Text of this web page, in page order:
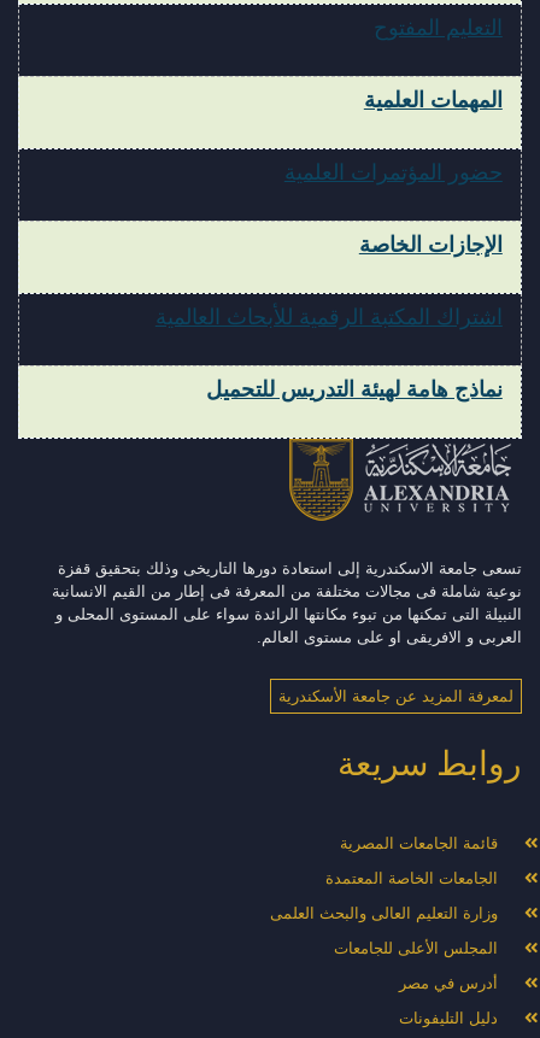
التعليم المفتوح
المهمات العلمية
حضور المؤتمرات العلمية
الإجازات الخاصة
اشتراك المكتبة الرقمية للأبحاث العالمية
نماذج هامة لهيئة التدريس للتحميل
تسعى جامعة الاسكندرية إلى استعادة دورها التاريخى وذلك بتحقيق قفزة
نوعية شاملة فى مجالات مختلفة من المعرفة فى إطار من القيم الانسانية
النبيلة التى تمكنها من تبوء مكانتها الرائدة سواء على المستوى المحلى و
العربى و الافريقى او على مستوى العالم.
لمعرفة المزيد عن جامعة الأسكندرية
روابط سريعة
قائمة الجامعات المصرية
الجامعات الخاصة المعتمدة
وزارة التعليم العالى والبحث العلمى
المجلس الأعلى للجامعات
أدرس في مصر
دليل التليفونات